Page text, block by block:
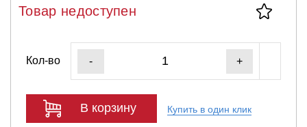
Товар недоступен
Кол-во - +
В корзину Купить в один клик